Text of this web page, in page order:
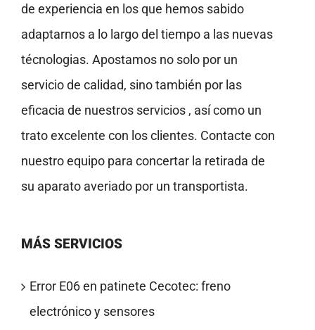
de experiencia en los que hemos sabido
adaptarnos a lo largo del tiempo a las nuevas
técnologias. Apostamos no solo por un
servicio de calidad, sino también por las
eficacia de nuestros servicios , así como un
trato excelente con los clientes. Contacte con
nuestro equipo para concertar la retirada de
su aparato averiado por un transportista.
MÁS SERVICIOS
Error E06 en patinete Cecotec: freno
electrónico y sensores